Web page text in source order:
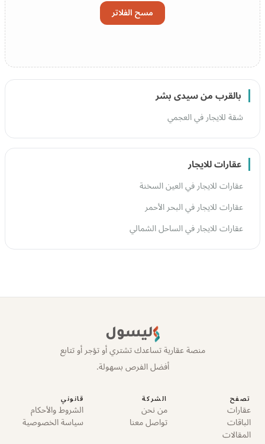
مسح الفلاتر
بالقرب من سيدى بشر
شقة للايجار في العجمي
عقارات للايجار
عقارات للايجار في العين السخنة
عقارات للايجار في البحر الأحمر
عقارات للايجار في الساحل الشمالي
ليسول
منصة عقارية تساعدك تشتري أو تؤجر أو تتابع
أفضل الفرص بسهولة.
تصفح
عقارات
الباقات
المقالات
الشركة
من نحن
تواصل معنا
قانوني
الشروط والأحكام
سياسة الخصوصية